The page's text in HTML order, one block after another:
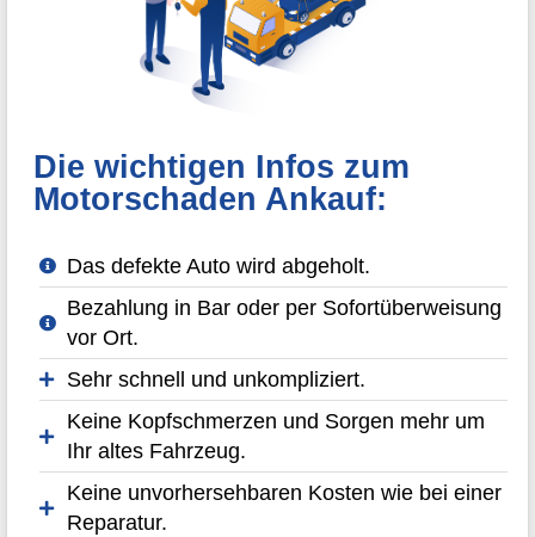
Die wichtigen Infos zum
Motorschaden Ankauf:
Das defekte Auto wird abgeholt.
Bezahlung in Bar oder per Sofortüberweisung
vor Ort.
Sehr schnell und unkompliziert.
Keine Kopfschmerzen und Sorgen mehr um
Ihr altes Fahrzeug.
Keine unvorhersehbaren Kosten wie bei einer
Reparatur.